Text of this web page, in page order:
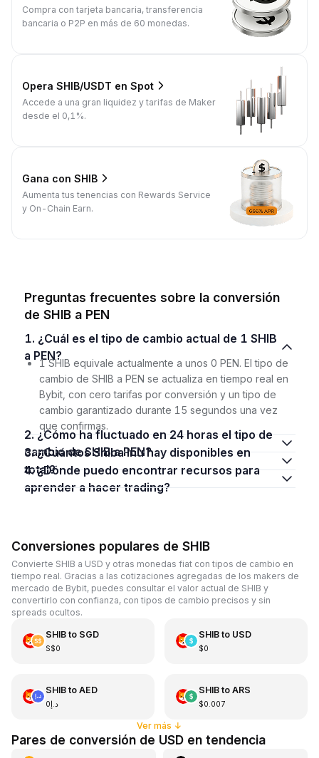
Compra con tarjeta bancaria, transferencia
bancaria o P2P en más de 60 monedas.
Opera SHIB/USDT en Spot
Accede a una gran liquidez y tarifas de Maker
desde el 0,1%.
Gana con SHIB
Aumenta tus tenencias con Rewards Service
y On-Chain Earn.
Preguntas frecuentes sobre la conversión
de SHIB a PEN
1. ¿Cuál es el tipo de cambio actual de 1 SHIB
a PEN?
1 SHIB equivale actualmente a unos 0 PEN. El tipo de
cambio de SHIB a PEN se actualiza en tiempo real en
Bybit, con cero tarifas por conversión y un tipo de
cambio garantizado durante 15 segundos una vez
que confirmas.
2. ¿Cómo ha fluctuado en 24 horas el tipo de
cambio de SHIB a PEN?
3. ¿Cuántos Shiba Inu hay disponibles en
total?
4. ¿Dónde puedo encontrar recursos para
aprender a hacer trading?
Conversiones populares de SHIB
Convierte SHIB a USD y otras monedas fiat con tipos de cambio en
tiempo real. Gracias a las cotizaciones agregadas de los makers de
mercado de Bybit, puedes consultar el valor actual de SHIB y
convertirlo con confianza, con tipos de cambio precisos y sin
spreads ocultos.
SHIBto SGD
S$0
SHIBto USD
$0
SHIBto AED
د.إ0
SHIBto ARS
$0.007
Ver más ↓
Pares de conversión de USD en tendencia